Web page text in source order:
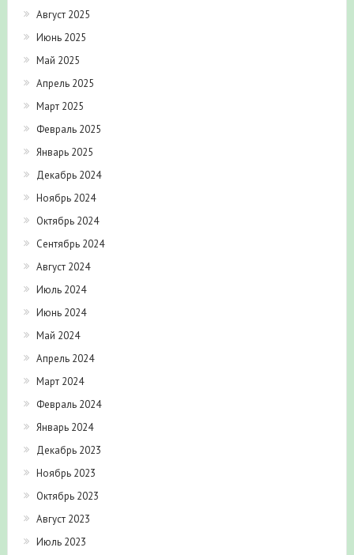
Июнь 2025
Май 2025
Апрель 2025
Март 2025
Февраль 2025
Январь 2025
Декабрь 2024
Ноябрь 2024
Октябрь 2024
Сентябрь 2024
Август 2024
Июль 2024
Июнь 2024
Май 2024
Апрель 2024
Март 2024
Февраль 2024
Январь 2024
Декабрь 2023
Ноябрь 2023
Октябрь 2023
Август 2023
Июль 2023
Июнь 2023